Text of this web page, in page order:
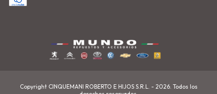
Copyright CINQUEMANI ROBERTO E HIJOS S.R.L. - 2026. Todos los